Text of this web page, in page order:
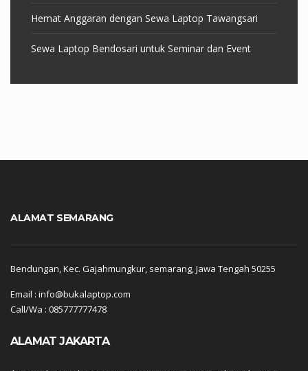
Hemat Anggaran dengan Sewa Laptop Tawangsari
Sewa Laptop Bendosari untuk Seminar dan Event
ALAMAT SEMARANG
Bendungan, Kec. Gajahmungkur, semarang, Jawa Tengah 50255
Email : info@bukalaptop.com
Call/Wa : 085777777478
ALAMAT JAKARTA